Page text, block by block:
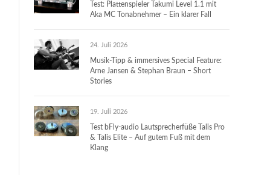
Test: Plattenspieler Takumi Level 1.1 mit
Aka MC Tonabnehmer – Ein klarer Fall
24. Juli 2026
Musik-Tipp & immersives Special Feature:
Arne Jansen & Stephan Braun – Short
Stories
19. Juli 2026
Test bFly-audio Lautsprecherfüße Talis Pro
& Talis Elite – Auf gutem Fuß mit dem
Klang